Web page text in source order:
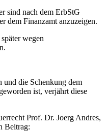
sind nach dem ErbStG
dem Finanzamt anzuzeigen.
wegen
und die Schenkung dem
ist, verjährt diese
Prof. Dr. Joerg Andres,
Beitrag: